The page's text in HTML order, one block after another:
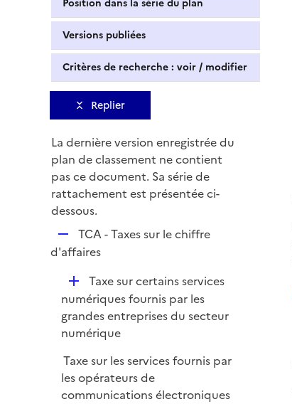
Position dans la série du plan
Versions publiées
Critères de recherche : voir / modifier
Replier
La dernière version enregistrée du
plan de classement ne contient
pas ce document. Sa série de
rattachement est présentée ci-
dessous.
e
l
i
e
r
TCA - Taxes sur le chiffre
d'affaires
D
é
p
l
e
r
Taxe sur certains services
numériques fournis par les
grandes entreprises du secteur
numérique
Taxe sur les services fournis par
les opérateurs de
communications électroniques